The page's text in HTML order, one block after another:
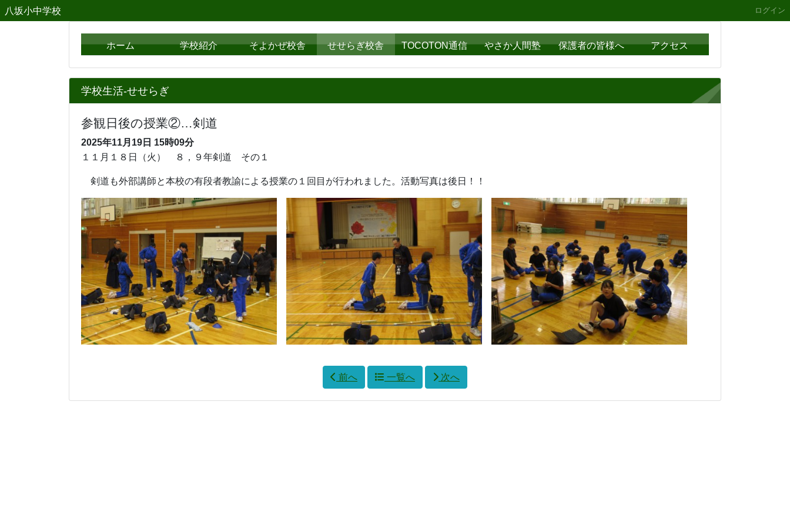
八坂小中学校 ログイン
ホーム 学校紹介 そよかぜ校舎 せせらぎ校舎 TOCOTON通信 やさか人間塾 保護者の皆様へ アクセス
学校生活-せせらぎ
参観日後の授業②…剣道
2025年11月19日 15時09分
１１月１８日（火） ８，９年剣道 その１
剣道も外部講師と本校の有段者教諭による授業の１回目が行われました。活動写真は後日！！
前へ 一覧へ 次へ